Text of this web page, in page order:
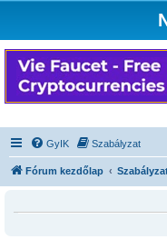
GyIK Szabályzat
Fórum kezdőlap